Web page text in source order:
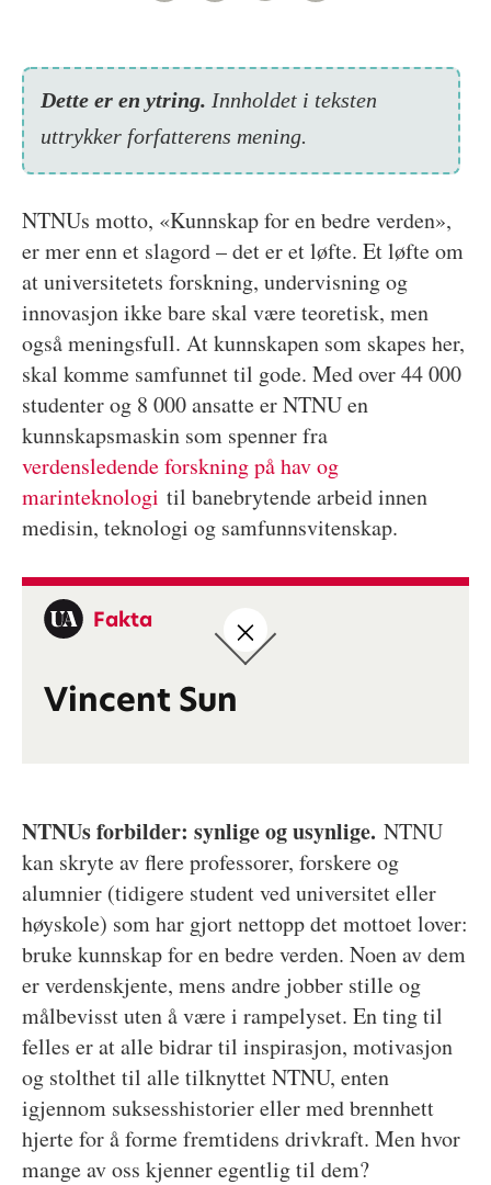
Dette er en ytring. Inn­holdet i teksten
uttrykker forfatterens mening.
NTNUs motto, «Kunnskap for en bedre verden»,
er mer enn et slagord – det er et løfte. Et løfte om
at universitetets forskning, undervisning og
innovasjon ikke bare skal være teoretisk, men
også meningsfull. At kunnskapen som skapes her,
skal komme samfunnet til gode. Med over 44 000
studenter og 8 000 ansatte er NTNU en
kunnskapsmaskin som spenner fra
verdensledende forskning på hav og
marinteknologi til banebrytende arbeid innen
medisin, teknologi og samfunnsvitenskap.
Fakta
Vincent Sun
NTNUs forbilder: synlige og usynlige. NTNU
kan skryte av flere professorer, forskere og
alumnier (tidigere student ved universitet eller
høyskole) som har gjort nettopp det mottoet lover:
bruke kunnskap for en bedre verden. Noen av dem
er verdenskjente, mens andre jobber stille og
målbevisst uten å være i rampelyset. En ting til
felles er at alle bidrar til inspirasjon, motivasjon
og stolthet til alle tilknyttet NTNU, enten
igjennom suksesshistorier eller med brennhett
hjerte for å forme fremtidens drivkraft. Men hvor
mange av oss kjenner egentlig til dem?